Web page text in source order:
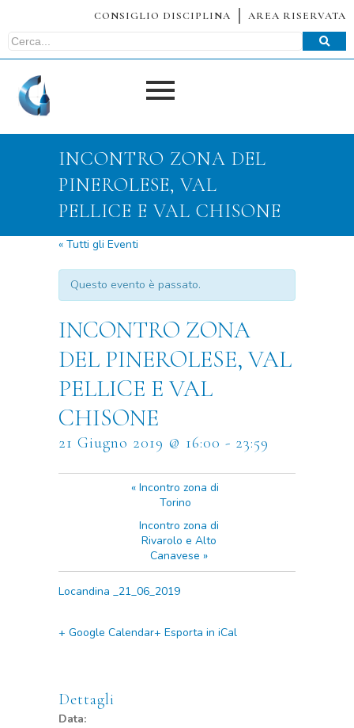
CONSIGLIO DISCIPLINA AREA RISERVATA
INCONTRO ZONA DEL
PINEROLESE, VAL
PELLICE E VAL CHISONE
« Tutti gli Eventi
Questo evento è passato.
INCONTRO ZONA
DEL PINEROLESE, VAL
PELLICE E VAL
CHISONE
21 Giugno 2019 @ 16:00 - 23:59
« Incontro zona di
Torino
Incontro zona di
Rivarolo e Alto
Canavese »
Locandina _21_06_2019
+ Google Calendar+ Esporta in iCal
Dettagli
Data: